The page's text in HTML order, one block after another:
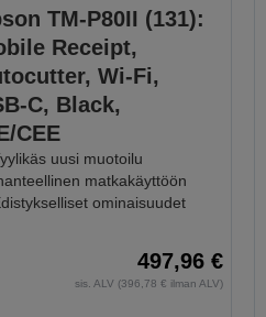
TM-P80II (131):
Receipt,
Wi-Fi,
C, Black,
CEE
uusi muotoilu
matkakäyttöön
ominaisuudet
497,96 €
sis. ALV (396,78 € ilman ALV)